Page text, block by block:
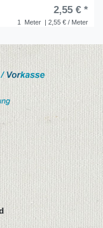
1 Meter | 2,55 € / Meter
2,55 € *